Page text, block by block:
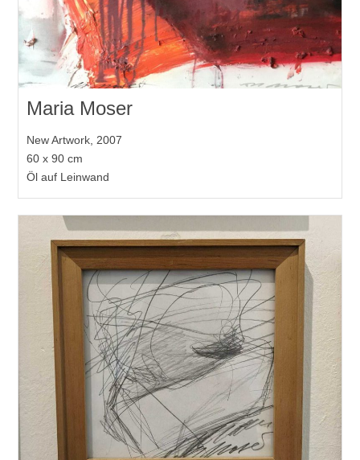
Maria Moser
New Artwork, 2007
60 x 90 cm
Öl auf Leinwand